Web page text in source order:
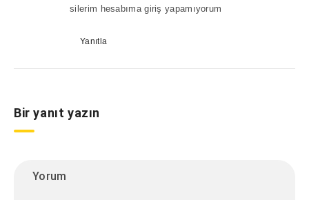
silerim hesabıma giriş yapamıyorum
Yanıtla
Bir yanıt yazın